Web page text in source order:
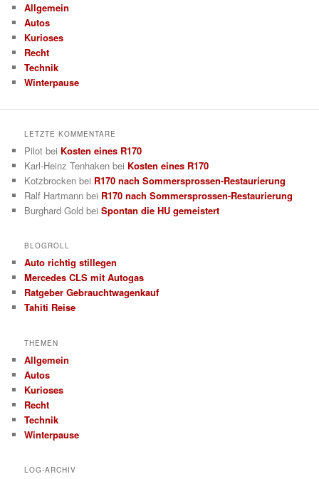
Allgemein
Autos
Kurioses
Recht
Technik
Winterpause
LETZTE KOMMENTARE
Pilot bei Kosten eines R170
Karl-Heinz Tenhaken bei Kosten eines R170
Kotzbrocken bei R170 nach Sommersprossen-Restaurierung
Ralf Hartmann bei R170 nach Sommersprossen-Restaurierung
Burghard Gold beiSpontan die HU gemeistert
BLOGROLL
Auto richtig stillegen
Mercedes CLS mit Autogas
Ratgeber Gebrauchtwagenkauf
Tahiti Reise
THEMEN
Allgemein
Autos
Kurioses
Recht
Technik
Winterpause
LOG-ARCHIV